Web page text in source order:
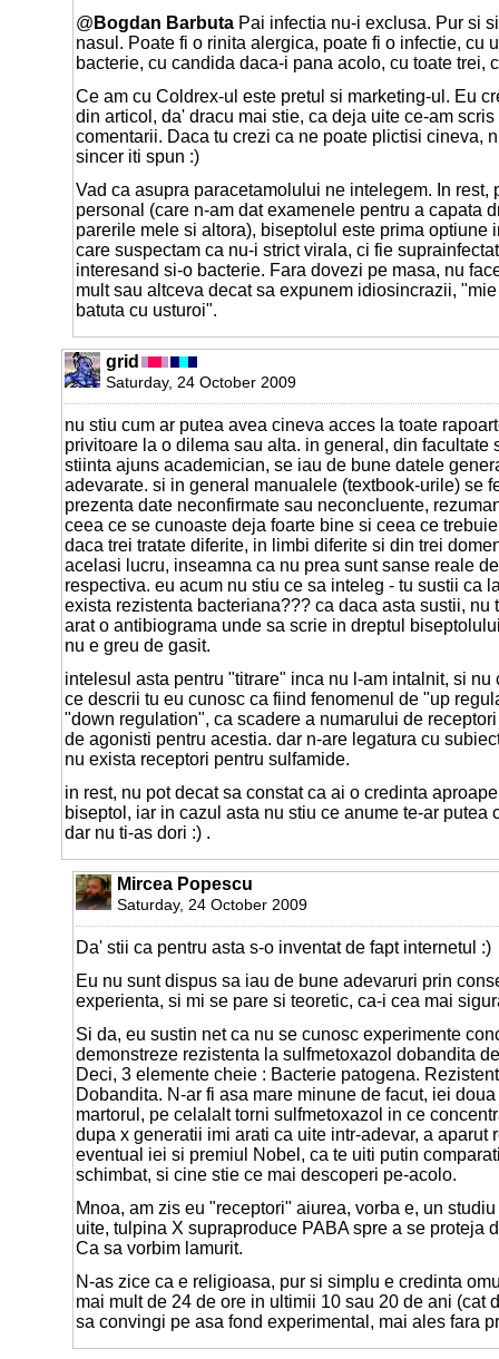
@ Bogdan Barbuta Pai infectia nu-i exclusa. Pur si
nasul. Poate fi o rinita alergica, poate fi o infectie, cu
bacterie, cu candida daca-i pana acolo, cu toate trei,
Ce am cu Coldrex-ul este pretul si marketing-ul. Eu
din articol, da' dracu mai stie, ca deja uite ce-am
comentarii. Daca tu crezi ca ne poate plictisi cineva,
sincer iti spun :)
Vad ca asupra paracetamolului ne intelegem. In rest,
personal (care n-am dat examenele pentru a capata
parerile mele si altora), biseptolul este prima optiune
care suspectam ca nu-i strict virala, ci fie
interesand si-o bacterie. Fara dovezi pe masa, nu
mult sau altceva decat sa expunem idiosincrazii,
batuta cu usturoi".
grid
Saturday, 24 October 2009
nu stiu cum ar putea avea cineva acces la toate
privitoare la o dilema sau alta. in general, din facultate
stiinta ajuns academician, se iau de bune datele
adevarate. si in general manualele (textbook-urile) se
prezenta date neconfirmate sau neconcluente,
ceea ce se cunoaste deja foarte bine si ceea ce
daca trei tratate diferite, in limbi diferite si din trei
acelasi lucru, inseamna ca nu prea sunt sanse reale
respectiva. eu acum nu stiu ce sa inteleg - tu sustii ca
exista rezistenta bacteriana??? ca daca asta sustii, nu
arat o antibiograma unde sa scrie in dreptul
nu e greu de gasit.
intelesul asta pentru "titrare" inca nu l-am intalnit, si nu
ce descrii tu eu cunosc ca fiind fenomenul de "up
"down regulation", ca scadere a numarului de
de agonisti pentru acestia. dar n-are legatura cu
nu exista receptori pentru sulfamide.
in rest, nu pot decat sa constat ca ai o credinta
biseptol, iar in cazul asta nu stiu ce anume te-ar putea
dar nu ti-as dori :) .
Mircea Popescu
Saturday, 24 October 2009
Da' stii ca pentru asta s-o inventat de fapt internetul :)
Eu nu sunt dispus sa iau de bune adevaruri prin
experienta, si mi se pare si teoretic, ca-i cea mai
Si da, eu sustin net ca nu se cunosc experimente
demonstreze rezistenta la sulfmetoxazol dobandita
Deci, 3 elemente cheie : Bacterie patogena.
Dobandita. N-ar fi asa mare minune de facut, iei
martorul, pe celalalt torni sulfmetoxazol in ce
dupa x generatii imi arati ca uite intr-adevar, a aparut
eventual iei si premiul Nobel, ca te uiti putin
schimbat, si cine stie ce mai descoperi pe-acolo.
Mnoa, am zis eu "receptori" aiurea, vorba e, un
uite, tulpina X supraproduce PABA spre a se proteja
Ca sa vorbim lamurit.
N-as zice ca e religioasa, pur si simplu e credinta
mai mult de 24 de ore in ultimii 10 sau 20 de ani (cat
sa convingi pe asa fond experimental, mai ales fara